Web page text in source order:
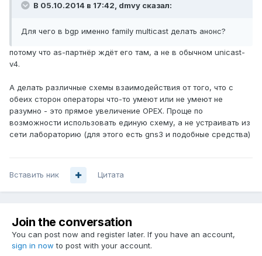
В 05.10.2014 в 17:42, dmvy сказал:
Для чего в bgp именно family multicast делать анонс?
потому что as-партнёр ждёт его там, а не в обычном unicast-
v4.
А делать различные схемы взаимодействия от того, что с
обеих сторон операторы что-то умеют или не умеют не
разумно - это прямое увеличение OPEX. Проще по
возможности использовать единую схему, а не устраивать из
сети лабораторию (для этого есть gns3 и подобные средства)
Вставить ник Цитата
Join the conversation
You can post now and register later. If you have an account,
sign in now to post with your account.